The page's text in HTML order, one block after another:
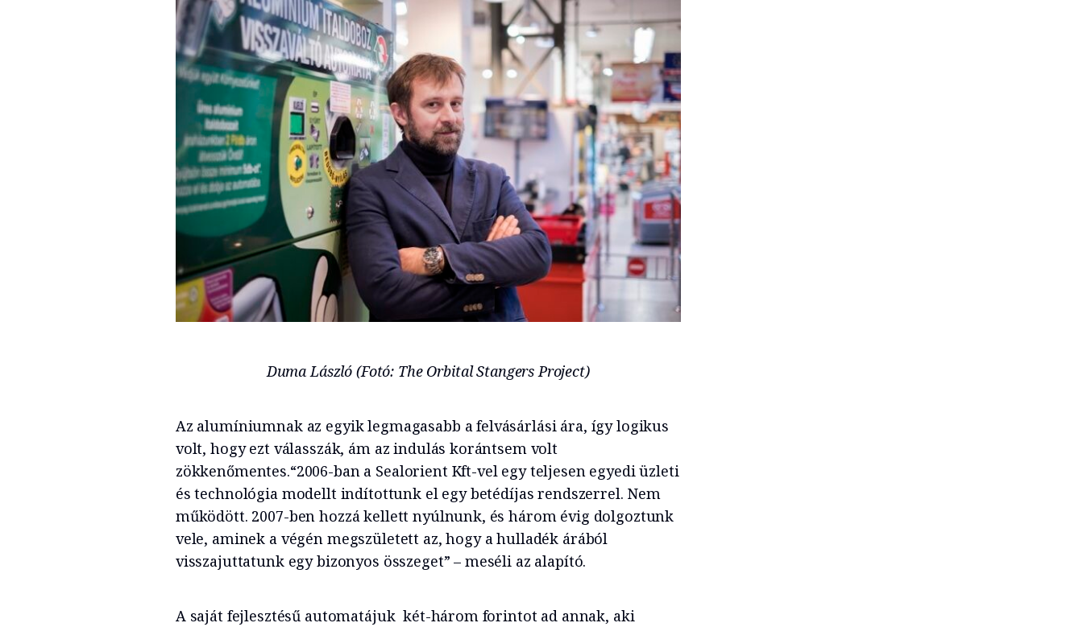
Duma László (Fotó: The Orbital Stangers Project)
Az alumíniumnak az egyik legmagasabb a felvásárlási ára, így logikus
volt, hogy ezt válasszák, ám az indulás korántsem volt
zökkenőmentes.“2006-ban a Sealorient Kft-vel egy teljesen egyedi üzleti
és technológia modellt indítottunk el egy betédíjas rendszerrel. Nem
működött. 2007-ben hozzá kellett nyúlnunk, és három évig dolgoztunk
vele, aminek a végén megszületett az, hogy a hulladék árából
visszajuttatunk egy bizonyos összeget” – meséli az alapító.
A saját fejlesztésű automatájuk két-három forintot ad annak, aki